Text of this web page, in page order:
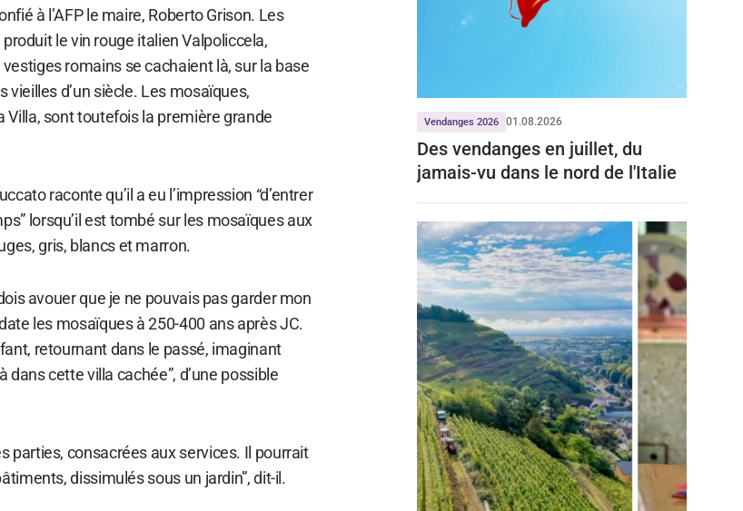
à l’AFP le maire, Roberto Grison. Les
le vin rouge italien Valpoliccela,
romains se cachaient là, sur la base
d’un siècle. Les mosaïques,
sont toutefois la première grande
raconte qu’il a eu l’impression “d’entrer
lorsqu’il est tombé sur les mosaïques aux
gris, blancs et marron.
avouer que je ne pouvais pas garder mon
les mosaïques à 250-400 ans après JC.
retournant dans le passé, imaginant
dans cette villa cachée”, d’une possible
parties, consacrées aux services. Il pourrait
dissimulés sous un jardin”, dit-il.
Vendanges 2026 01.08.2026
Des vendanges en juillet, du
jamais-vu dans le nord de l'Italie